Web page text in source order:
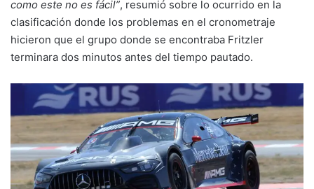
como este no es fácil”, resumió sobre lo ocurrido en la
clasificación donde los problemas en el cronometraje
hicieron que el grupo donde se encontraba Fritzler
terminara dos minutos antes del tiempo pautado.